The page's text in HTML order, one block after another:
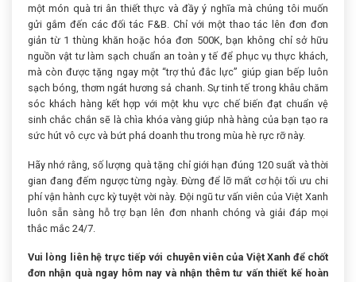
một món quà tri ân thiết thực và đầy ý nghĩa mà chúng tôi muốn
gửi gắm đến các đối tác F&B. Chỉ với một thao tác lên đơn đơn
giản từ 1 thùng khăn hoặc hóa đơn 500K, bạn không chỉ sở hữu
nguồn vật tư làm sạch chuẩn an toàn y tế để phục vụ thực khách,
mà còn được tặng ngay một “trợ thủ đắc lực” giúp gian bếp luôn
sạch bóng, thơm ngát hương sả chanh. Sự tinh tế trong khâu chăm
sóc khách hàng kết hợp với một khu vực chế biến đạt chuẩn vệ
sinh chắc chắn sẽ là chìa khóa vàng giúp nhà hàng của bạn tạo ra
sức hút vô cực và bứt phá doanh thu trong mùa hè rực rỡ này.
Hãy nhớ rằng, số lượng quà tặng chỉ giới hạn đúng 120 suất và thời
gian đang đếm ngược từng ngày. Đừng để lỡ mất cơ hội tối ưu chi
phí vận hành cực kỳ tuyệt vời này. Đội ngũ tư vấn viên của Việt Xanh
luôn sẵn sàng hỗ trợ bạn lên đơn nhanh chóng và giải đáp mọi
thắc mắc 24/7.
Vui lòng liên hệ trực tiếp với chuyên viên của Việt Xanh để chốt
đơn nhận quà ngay hôm nay và nhận thêm tư vấn thiết kế hoàn